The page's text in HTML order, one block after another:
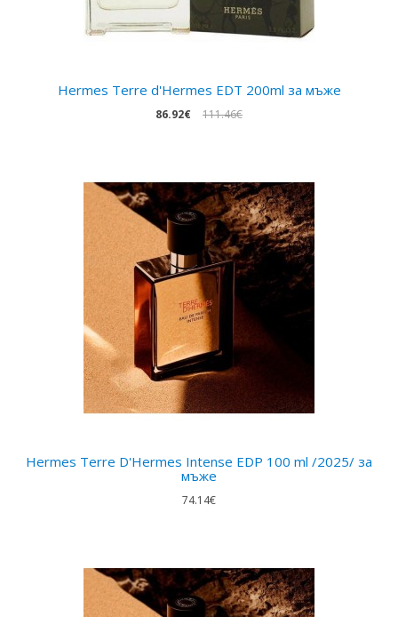
Hermes Terre d'Hermes EDT 200ml за мъжe
86.92€ 111.46€
Hermes Terre D'Hermes Intense EDP 100 ml /2025/ за
мъже
74.14€